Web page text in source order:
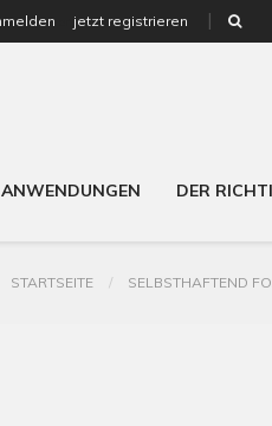
jetzt registrieren
ANWENDUNGEN DER
STARTSEITE SELBSTHAFTEND